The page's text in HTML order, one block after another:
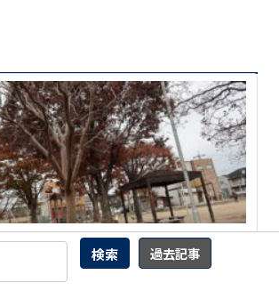
検索 過去記事
京都市南区吉祥院菅原町